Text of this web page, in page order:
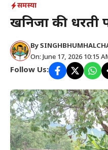
समस्या
खनिजों की धरती
By
On: June 17, 2026 10:15
Follow Us: